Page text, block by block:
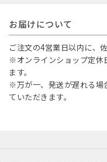
お届けについて
ご注文の4営業日以内に、
※オンラインショップ定休
ます。
※万が一、発送が遅れる場
ていただきます。